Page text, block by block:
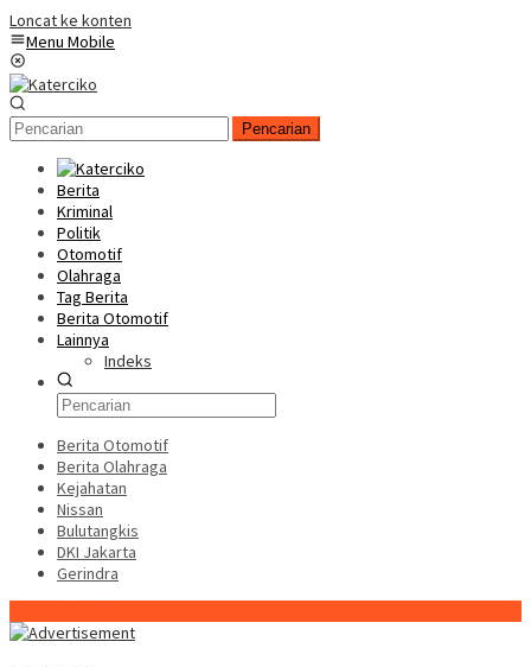
Loncat ke konten
Menu Mobile
Pencarian
Berita
Kriminal
Politik
Otomotif
Olahraga
Tag Berita
Berita Otomotif
Lainnya
Indeks
Berita Otomotif
Berita Olahraga
Kejahatan
Nissan
Bulutangkis
DKI Jakarta
Gerindra